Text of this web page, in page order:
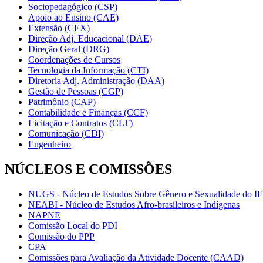
Sociopedagógico (CSP)
Apoio ao Ensino (CAE)
Extensão (CEX)
Direção Adj. Educacional (DAE)
Direção Geral (DRG)
Coordenações de Cursos
Tecnologia da Informação (CTI)
Diretoria Adj. Administração (DAA)
Gestão de Pessoas (CGP)
Patrimônio (CAP)
Contabilidade e Finanças (CCF)
Licitação e Contratos (CLT)
Comunicação (CDI)
Engenheiro
NÚCLEOS E COMISSÕES
NUGS - Núcleo de Estudos Sobre Gênero e Sexualidade do
NEABI - Núcleo de Estudos Afro-brasileiros e Indígenas
NAPNE
Comissão Local do PDI
Comissão do PPP
CPA
Comissões para Avaliação da Atividade Docente (CAAD)